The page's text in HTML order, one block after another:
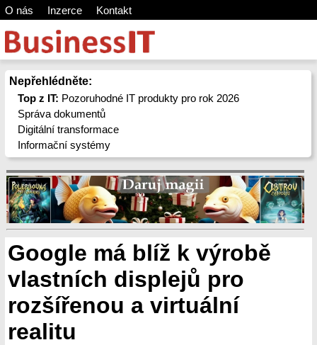
O nás Inzerce Kontakt
Nepřehlédněte:
Top z IT: Pozoruhodné IT produkty pro rok 2026
Správa dokumentů
Digitální transformace
Informační systémy
Google má blíž k výrobě
vlastních displejů pro
rozšířenou a virtuální
realitu